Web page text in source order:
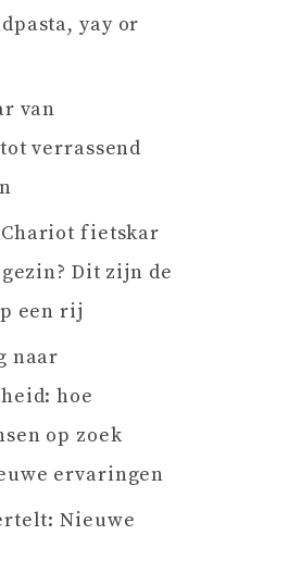
yay or
van
verrassend
fietskar
Dit zijn de
een rij
naar
hoe
op zoek
ervaringen
Nieuwe